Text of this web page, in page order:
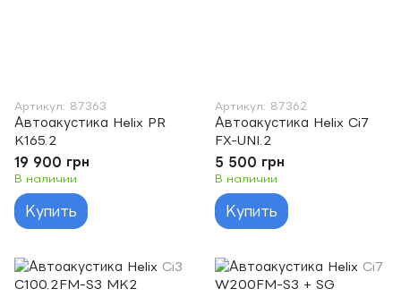
Артикул: 87363
Автоакустика Helix PR
K165.2
19 900 грн
В наличии
Купить
Артикул: 87362
Автоакустика Helix Ci7
FX-UNI.2
5 500 грн
В наличии
Купить